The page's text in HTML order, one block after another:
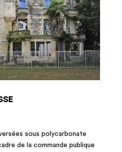
sous polycarbonate
de la commande publique